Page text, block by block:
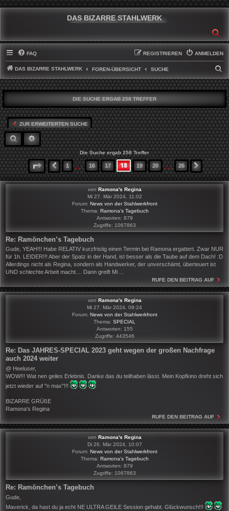
DAS BIZARRE STAHLWERK
FAQ ANMELDEN
REGISTRIEREN
DAS BIZARRE STAHLWERK FOREN-ÜBERSICHT SUCHE
U
C
H
E
DIE SUCHE ERGAB 258 TREFFER
ZUR ERWEITERTEN SUCHE
SUCHE ERWEITERTE SUCHE
Die Suche ergab 258 Treffer
SEITE 18 VON26
VORHERIGE
1 … 16 17 18 19 20 … 26
von Ramona's Regina
Mi 27. Mär 2024, 11:02
Forum: News von der Stahlwerkfront
Thema: Ramona‘s Tagebuch
Antworten: 879
Zugriffe: 1067863
Re: Ramönchen’s Tagebuch
Gude, YEAH!!! Habe RELATIV kurzfristig einen Termin bei Ramona ergattert. Zwar NUR
für 1h. LEIDER!!! Aber der Spatz in der Hand, ist besser als die Taube auf dem Dach! :D
Allerdings nicht als Regina, sondern als Handwerker, der unverschämt, überteuert ist
UND schlechte Arbeit macht.... Dann greift Mi ...
RUFE DEN BEITRAG AUF
von Ramona's Regina
Mi 27. Mär 2024, 09:24
Forum: News von der Stahlwerkfront
Thema: SPECIAL
Antworten: 155
Zugriffe: 443546
Re: Das JAHRES-SPECIAL 2023 geht wegen der großen Nachfrage
auch 2024 weiter
@ Heeluser,
WOW!!! Wat nen geiles Erlebnis. Danke das du teilhaben lässt. Mein Kopfkino dreht sich
jetzt wieder auf "n max"!!!
BIZARRE GRÜßE
Ramona's Regina
RUFE DEN BEITRAG AUF
von Ramona's Regina
Di 26. Mär 2024, 10:07
Forum: News von der Stahlwerkfront
Thema: Ramona‘s Tagebuch
Antworten: 879
Zugriffe: 1067863
Re: Ramönchen’s Tagebuch
Gude,
Maverick, da hast du ja echt NE ULTRA GEILE Session gehabt. Glückwunsch!!!